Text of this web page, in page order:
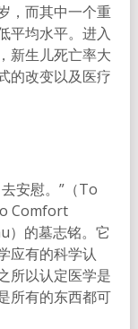
，而其中一个重
平均水平。进入
新生儿死亡率大
的改变以及医疗
安慰。”（To
Comfort
）的墓志铭。它
应有的科学认
所以认定医学是
所有的东西都可